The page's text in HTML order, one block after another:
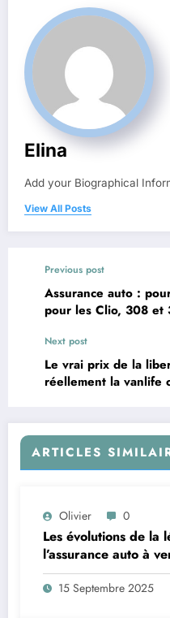
Elina
Add your Biographical
View All Posts
Previous post
Assurance auto :
pour les Clio, 308 et
Next post
Le vrai prix de la
réellement la vanlife
ARTICLES
Olivier 0
Les évolutions de la
l’assurance auto à
15 Septembre 2025